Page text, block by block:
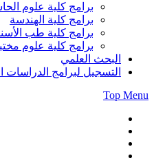
برامج كلية علوم
برامج كلية الهندسة
برامج كلية طب
برامج كلية علوم
البحث العلمي
التسجيل لبرامج الدراسات
Top Menu